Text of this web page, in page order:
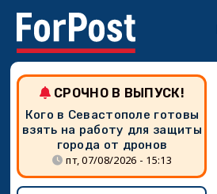
СРОЧНО В ВЫПУСК!
Кого в Севастополе готовы
взять на работу для защиты
города от дронов
пт, 07/08/2026 - 15:13